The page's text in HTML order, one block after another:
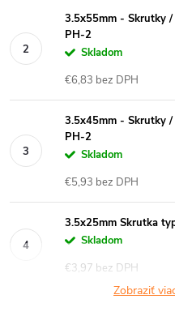
3.5x55mm - Skrutky
PH-2
Skladom
€6,83 bez DPH
3.5x45mm - Skrutky
PH-2
Skladom
€5,93 bez DPH
3.5x25mm Skrutka
Skladom
€3,97 bez DPH
Zobraziť